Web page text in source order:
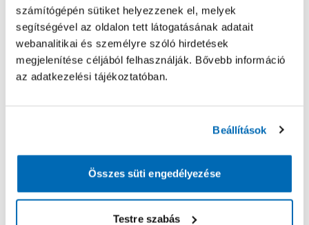
számítógépén sütiket helyezzenek el, melyek
segítségével az oldalon tett látogatásának adatait
webanalitikai és személyre szóló hirdetések
megjelenítése céljából felhasználják. Bővebb információ
az adatkezelési tájékoztatóban.
Beállítások
Összes süti engedélyezése
Testre szabás